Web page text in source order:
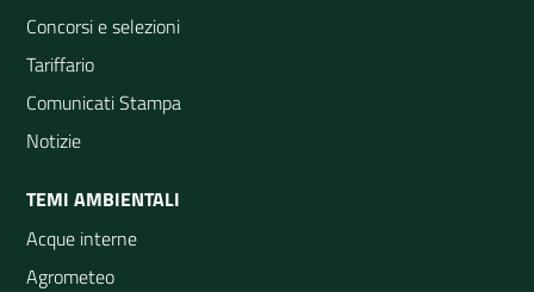
Concorsi e selezioni
Tariffario
Comunicati Stampa
Notizie
TEMI AMBIENTALI
Acque interne
Agrometeo